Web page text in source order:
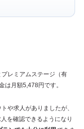
レミアムステージ（有
は月額5,478円です。
や求人がありましたが、
を確認できるようになり